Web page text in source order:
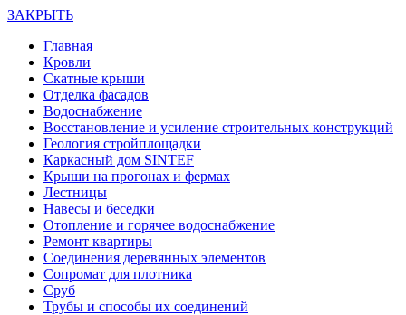
ЗАКРЫТЬ
Главная
Кровли
Скатные крыши
Отделка фасадов
Водоснабжение
Восстановление и усиление строительных конструкций
Геология стройплощадки
Каркасный дом SINTEF
Крыши на прогонах и фермах
Лестницы
Навесы и беседки
Отопление и горячее водоснабжение
Ремонт квартиры
Соединения деревянных элементов
Сопромат для плотника
Сруб
Трубы и способы их соединений